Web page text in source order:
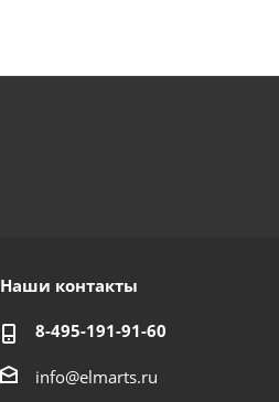
Наши контакты
8-495-191-91-60
info@elmarts.ru